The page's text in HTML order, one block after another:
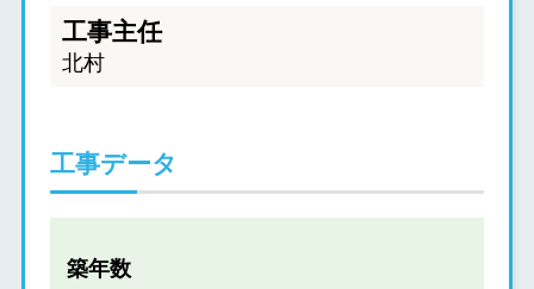
工事主任
北村
工事データ
築年数